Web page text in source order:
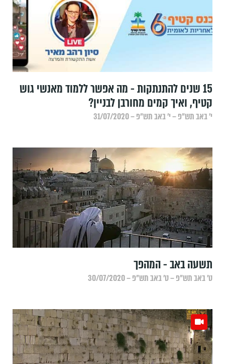
15 שנים להתנתקות - מה אפשר ללמוד מאנשי גוש
קטיף, ואיך קמים מחורבן לבניין?
י׳ באב תש״פ – י׳ באב תש״פ – 31/07/2020
תשעה באב - המהפך
ט׳ באב תש״פ – ט׳ באב תש״פ – 30/07/2020